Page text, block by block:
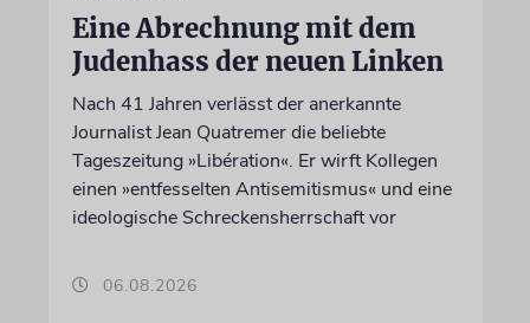
Eine Abrechnung mit dem
Judenhass der neuen Linken
Nach 41 Jahren verlässt der anerkannte
Journalist Jean Quatremer die beliebte
Tageszeitung »Libération«. Er wirft Kollegen
einen »entfesselten Antisemitismus« und eine
ideologische Schreckensherrschaft vor
06.08.2026